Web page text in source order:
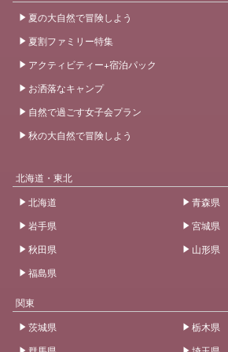
夏の大自然で冒険しよう
夏割ファミリー特集
アクティビティー+宿泊パック
お洒落なキャンプ
自然で過ごす女子会プラン
秋の大自然で冒険しよう
北海道・東北
北海道
青森県
岩手県
宮城県
秋田県
山形県
福島県
関東
茨城県
栃木県